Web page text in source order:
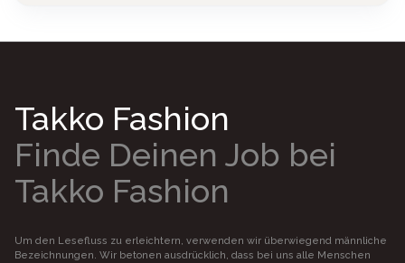
Takko Fashion
Finde Deinen Job bei
Takko Fashion
Um den Lesefluss zu erleichtern, verwenden wir überwiegend männliche
Bezeichnungen. Wir betonen ausdrücklich, dass bei uns alle Menschen